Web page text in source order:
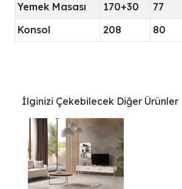
Yemek Masası
170+30 77
Konsol
208 80
İlginizi Çekebilecek Diğer Ürünler